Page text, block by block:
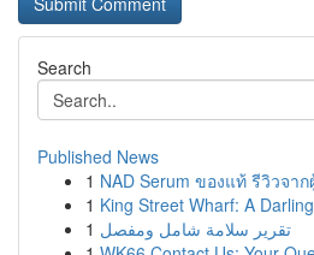
Search
Published News
1 NAD Serum ของแท้ รีวิวจาก
1 King Street Wharf: A
1 تقرير سلامة شامل ومفصل